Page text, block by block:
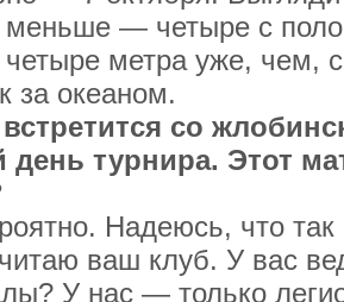
меньше — четыре с
метра уже, чем,
за океаном.
со
день турнира. Этот
Надеюсь, что так
ваш клуб. У вас
У нас — только